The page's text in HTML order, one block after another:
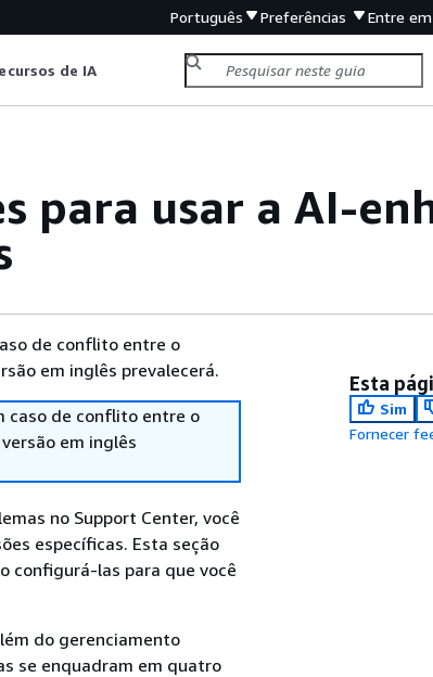
Português Preferências Entre
de IA
para usar a AI-
de conflito entre o
em inglês prevalecerá.
caso de conflito entre o
em inglês
no Support Center, você
específicas. Esta seção
configurá-las para que você
do gerenciamento
se enquadram em quatro
Esta
Sim
Fornecer